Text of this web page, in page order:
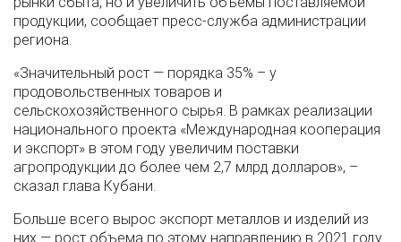
продукции, сообщает пресс-служба администрации
региона.
«Значительный рост — порядка 35% – у
продовольственных товаров и
сельскохозяйственного сырья. В рамках реализации
национального проекта «Международная кооперация
и экспорт» в этом году увеличим поставки
агропродукции до более чем 2,7 млрд долларов», –
сказал глава Кубани.
Больше всего вырос экспорт металлов и изделий из
них — рост объема по этому направлению в 2021 году